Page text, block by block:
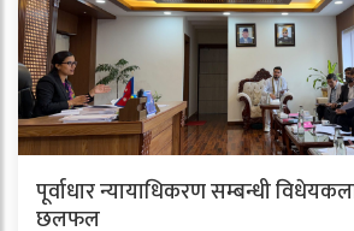
पूर्वाधार न्यायाधिकरण सम्बन्धी
छलफल